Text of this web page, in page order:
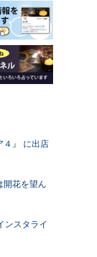
４』 に出店
開花を望ん
ンスタライ